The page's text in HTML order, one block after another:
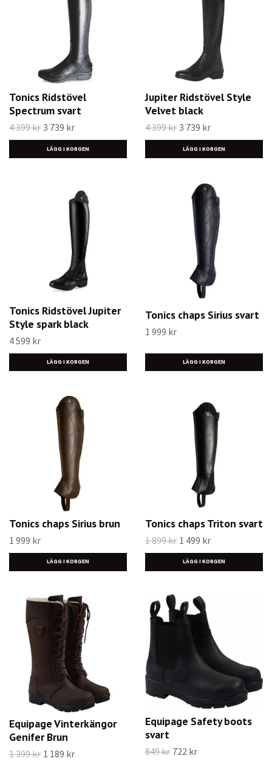
Tonics Ridstövel
Spectrum svart
4 399 kr 3 739 kr
LÄGG I KORGEN
Jupiter Ridstövel Style
Velvet black
4 399 kr 3 739 kr
LÄGG I KORGEN
Tonics Ridstövel Jupiter
Style spark black
4 599 kr
LÄGG I KORGEN
Tonics chaps Sirius svart
1 999 kr
LÄGG I KORGEN
Tonics chaps Sirius brun
1 999 kr
LÄGG I KORGEN
Tonics chaps Triton svart
1 899 kr 1 499 kr
LÄGG I KORGEN
Equipage Vinterkängor
Genifer Brun
1 399 kr 1 189 kr
Equipage Safety boots
svart
849 kr 722 kr